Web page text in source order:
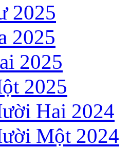
2025
2025
2025
2025
Hai 2024
Một 2024